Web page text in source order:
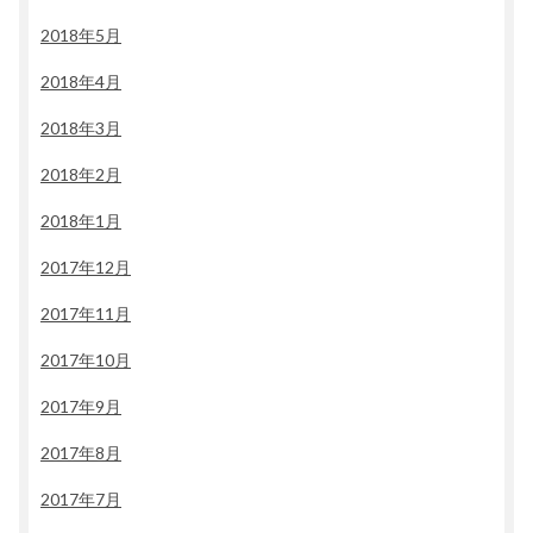
2018年5月
2018年4月
2018年3月
2018年2月
2018年1月
2017年12月
2017年11月
2017年10月
2017年9月
2017年8月
2017年7月